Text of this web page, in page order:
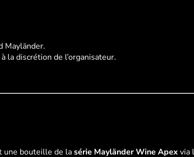
Mayländer.
la discrétion de l’organisateur.
une bouteille de lasérie Mayländer Wine Apexvia